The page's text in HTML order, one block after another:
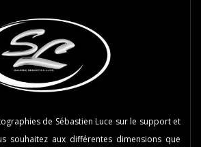
de Sébastien Luce sur le support et
souhaitez aux différentes dimensions que